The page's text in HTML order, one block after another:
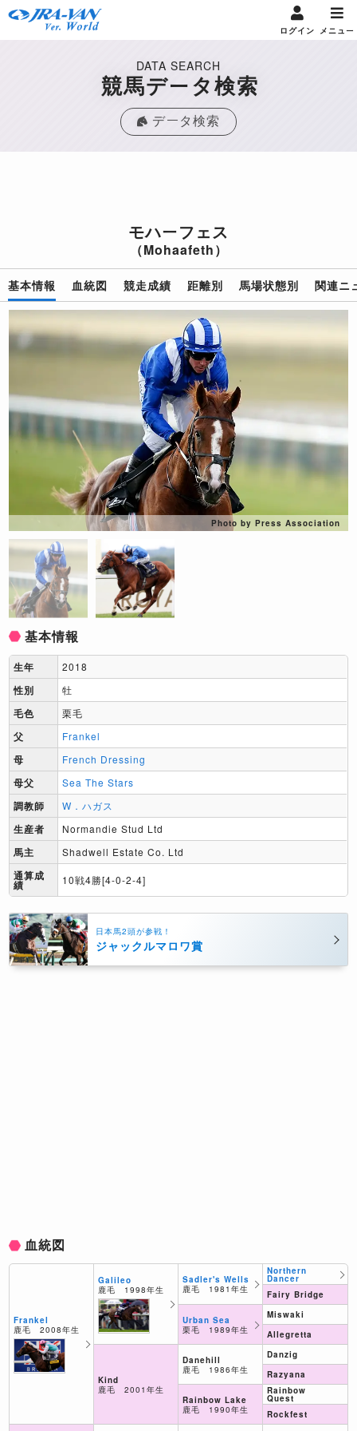
ログイン メニュー
DATA SEARCH
競馬データ検索
データ検索
モハーフェス
（Mohaafeth）
基本情報 血統図 競走成績 距離別 馬場状態別 関連ニ
Photo by Press Association
基本情報
生年 2018
性別 牡
毛色 栗毛
父 Frankel
母 French Dressing
母父 Sea The Stars
調教師 W．ハガス
生産者 Normandie Stud Ltd
馬主 Shadwell Estate Co. Ltd
通算成
績 10戦4勝[4-0-2-4]
日本馬2頭が参戦！
ジャックルマロワ賞
血統図
Frankel
鹿毛 2008年生
Galileo
鹿毛 1998年生
Kind
鹿毛 2001年生
Sadler's Wells
鹿毛 1981年生
Urban Sea
栗毛 1989年生
Danehill
鹿毛 1986年生
Rainbow Lake
鹿毛 1990年生
Northern
Dancer
Fairy Bridge
Miswaki
Allegretta
Danzig
Razyana
Rainbow
Quest
Rockfest